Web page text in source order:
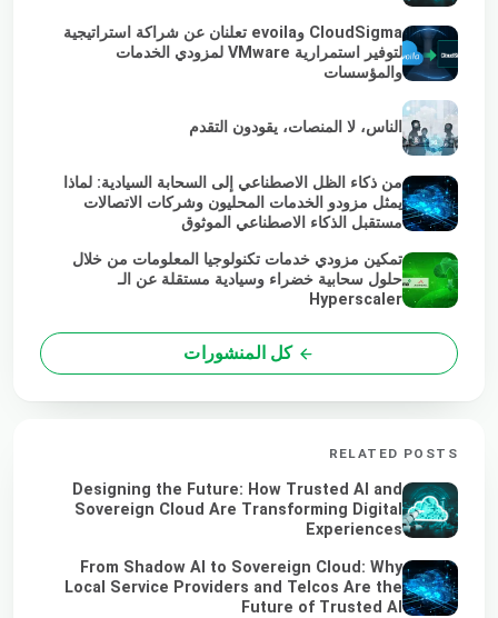
CloudSigma وevoila تعلنان عن شراكة استراتيجية
لتوفير استمرارية VMware لمزودي الخدمات
والمؤسسات
الناس، لا المنصات، يقودون التقدم
من ذكاء الظل الاصطناعي إلى السحابة السيادية: لماذا
يمثل مزودو الخدمات المحليون وشركات الاتصالات
مستقبل الذكاء الاصطناعي الموثوق
تمكين مزودي خدمات تكنولوجيا المعلومات من خلال
حلول سحابية خضراء وسيادية مستقلة عن الـ
Hyperscaler
كل المنشورات
RELATED POSTS
Designing the Future: How Trusted AI and
Sovereign Cloud Are Transforming Digital
Experiences
From Shadow AI to Sovereign Cloud: Why
Local Service Providers and Telcos Are the
Future of Trusted AI